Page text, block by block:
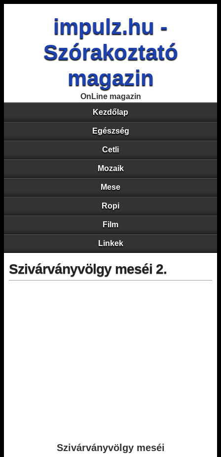
impulz.hu -
Szórakoztató
magazin
OnLine magazin
Kezdőlap
Egészség
Cetli
Mozaik
Mese
Ropi
Film
Linkek
Szivárványvölgy meséi 2.
Szivárványvölgy meséi